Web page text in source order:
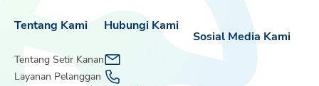
Tentang Kami
Tentang Setir Kanan
Layanan Pelanggan
Sosial Media Kami
Hubungi Kami